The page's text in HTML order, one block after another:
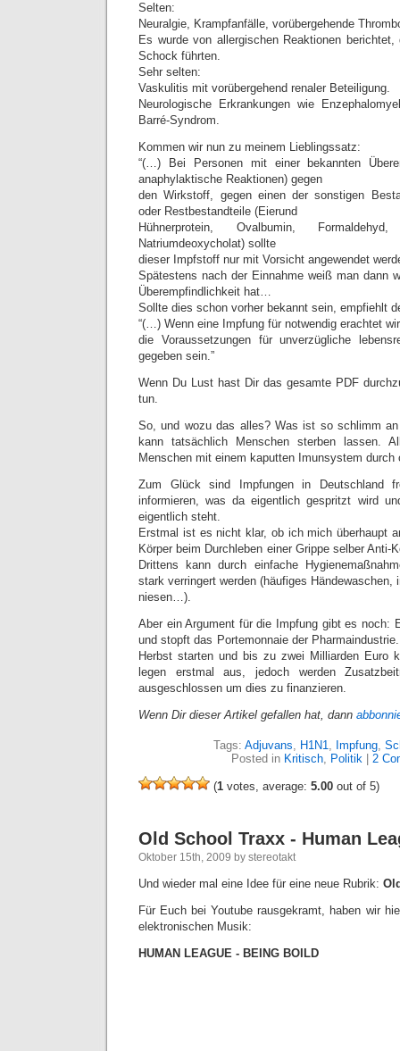
Selten:
Neuralgie, Krampfanfälle, vorübergehende
Es wurde von allergischen Reaktionen
Schock führten.
Sehr selten:
Vaskulitis mit vorübergehend renaler Beteiligung.
Neurologische Erkrankungen wie
Barré-Syndrom.
Kommen wir nun zu meinem Lieblingssatz:
“(…) Bei Personen mit einer bekannten
anaphylaktische Reaktionen) gegen
den Wirkstoff, gegen einen der sonstigen
oder Restbestandteile (Eierund
Hühnerprotein, Ovalbumin,
Natriumdeoxycholat) sollte
dieser Impfstoff nur mit Vorsicht angewendet
Spätestens nach der Einnahme weiß man dann
Überempfindlichkeit hat…
Sollte dies schon vorher bekannt sein, empfiehlt
“(…) Wenn eine Impfung für notwendig erachtet
die Voraussetzungen für unverzügliche
gegeben sein.”
Wenn Du Lust hast Dir das gesamte PDF
tun.
So, und wozu das alles? Was ist so schlimm
kann tatsächlich Menschen sterben lassen.
Menschen mit einem kaputten Imunsystem durch
Zum Glück sind Impfungen in Deutschland
informieren, was da eigentlich gespritzt wird
eigentlich steht.
Erstmal ist es nicht klar, ob ich mich überhaupt
Körper beim Durchleben einer Grippe selber Anti-
Drittens kann durch einfache
stark verringert werden (häufiges Händewaschen,
niesen…).
Aber ein Argument für die Impfung gibt es noch:
und stopft das Portemonnaie der
Herbst starten und bis zu zwei Milliarden Euro
legen erstmal aus, jedoch werden
ausgeschlossen um dies zu finanzieren.
Wenn Dir dieser Artikel gefallen hat, dann
Tags: Adjuvans, H1N1, Impfung,
Posted in Kritisch, Politik| 2
(1 votes, average: 5.00 out of 5)
Old School Traxx - Human
Oktober 15th, 2009 by stereotakt
Und wieder mal eine Idee für eine neue Rubrik:
Für Euch bei Youtube rausgekramt, haben wir
elektronischen Musik:
HUMAN LEAGUE - BEING BOILD